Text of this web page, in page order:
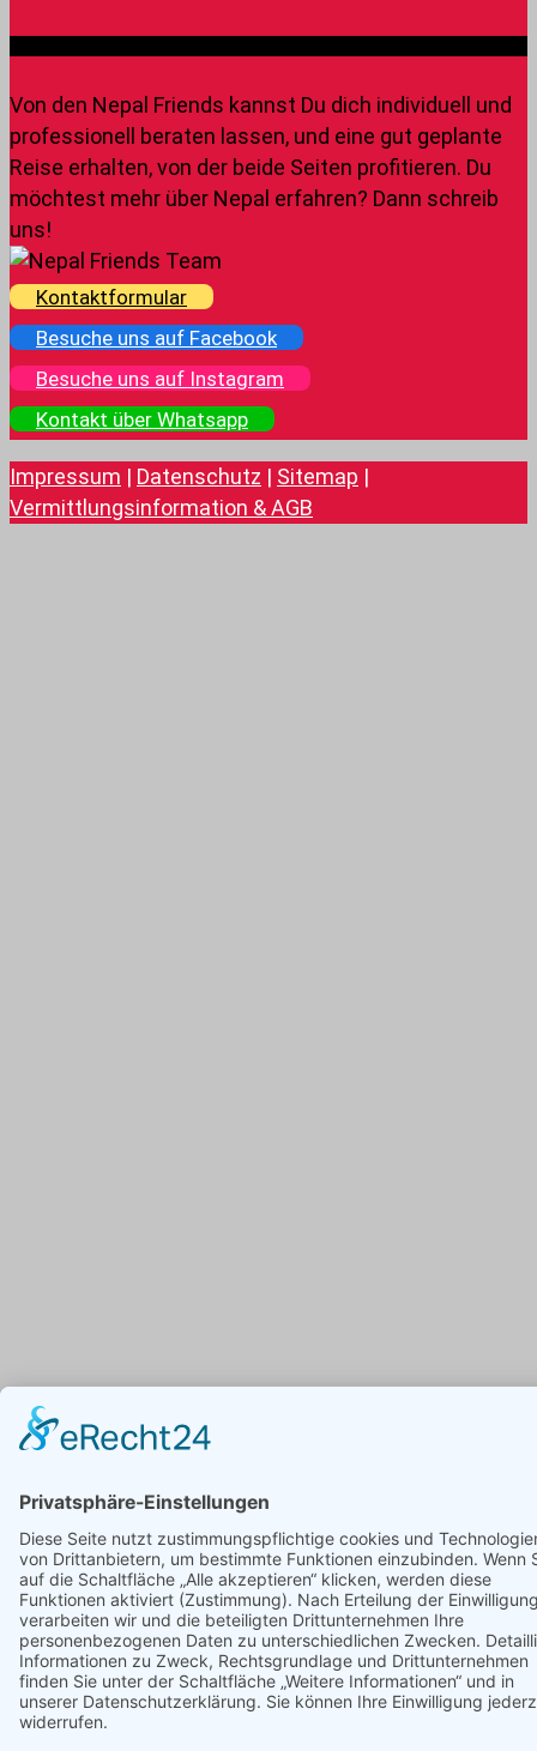
Von den Nepal Friends kannst Du dich individuell und
professionell beraten lassen, und eine gut geplante
Reise erhalten, von der beide Seiten profitieren. Du
möchtest mehr über Nepal erfahren? Dann schreib
uns!
Kontaktformular
Besuche uns auf Facebook
Besuche uns auf Instagram
Kontakt über Whatsapp
Impressum | Datenschutz | Sitemap |
Vermittlungsinformation & AGB